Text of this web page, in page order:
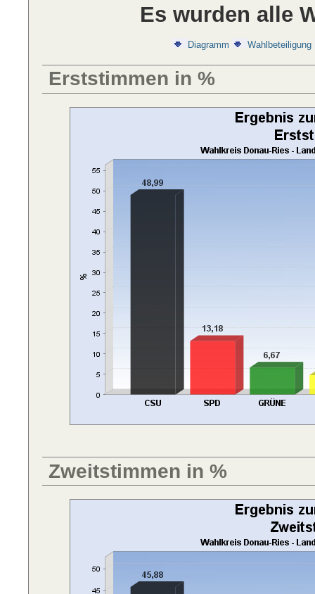
Es wurden alle
Diagramm Wahlbeteiligung
Erststimmen in %
Zweitstimmen in %